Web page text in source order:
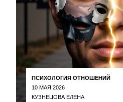
ПСИХОЛОГИЯ ОТНОШЕНИЙ
10 МАЯ 2026
КУЗНЕЦОВА ЕЛЕНА